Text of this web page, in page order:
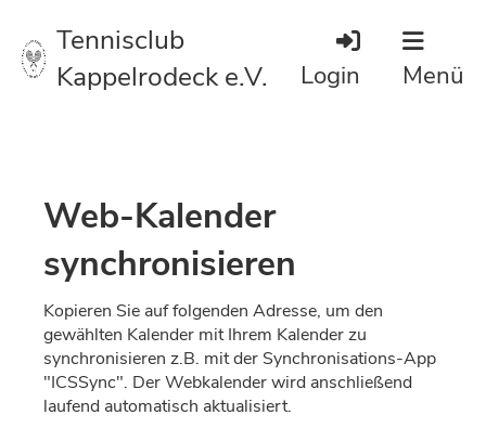
Tennisclub
Kappelrodeck e.V.
Login Menü
Web-Kalender
synchronisieren
Kopieren Sie auf folgenden Adresse, um den
gewählten Kalender mit Ihrem Kalender zu
synchronisieren z.B. mit der Synchronisations-App
"ICSSync". Der Webkalender wird anschließend
laufend automatisch aktualisiert.